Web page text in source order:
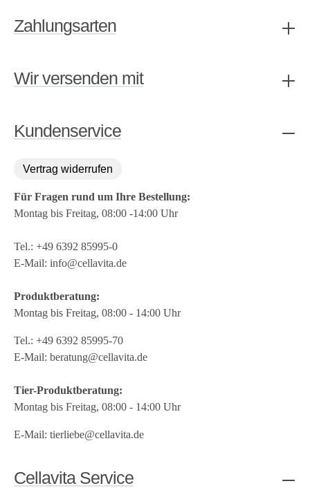
Zahlungsarten
Wir versenden mit
Kundenservice
Vertrag widerrufen
Für Fragen rund um Ihre Bestellung:
Montag bis Freitag, 08:00 -14:00 Uhr
Tel.: +49 6392 85995-0
E-Mail: info@cellavita.de
Produktberatung:
Montag bis Freitag, 08:00 - 14:00 Uhr
Tel.: +49 6392 85995-70
E-Mail: beratung@cellavita.de
Tier-Produktberatung:
Montag bis Freitag, 08:00 - 14:00 Uhr
E-Mail: tierliebe@cellavita.de
Cellavita Service